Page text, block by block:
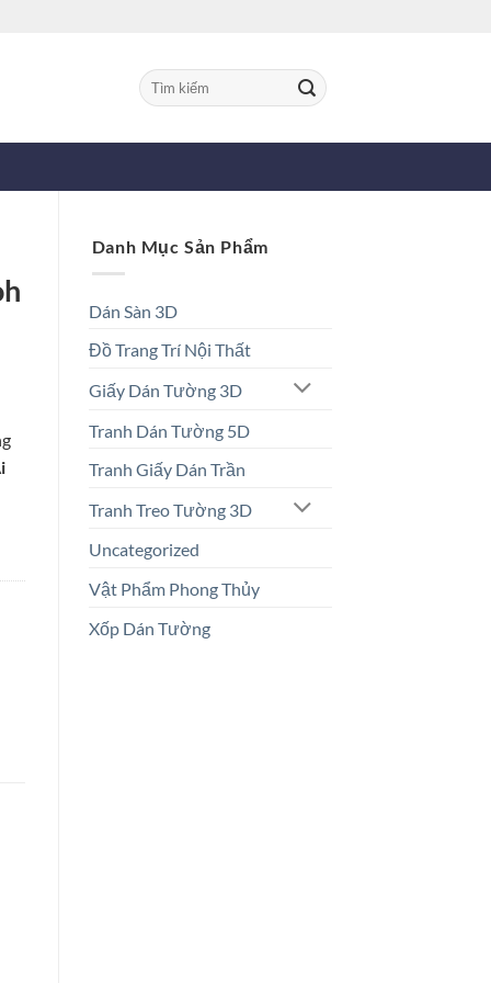
Tìm
kiếm:
Danh Mục Sản Phẩm
Dán Sàn 3D
Đồ Trang Trí Nội Thất
Giấy Dán Tường 3D
Tranh Dán Tường 5D
Tranh Giấy Dán Trần
Tranh Treo Tường 3D
Uncategorized
Vật Phẩm Phong Thủy
Xốp Dán Tường